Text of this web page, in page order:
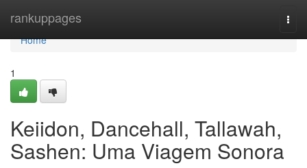
rankuppages
Home
Home
1
Keiidon, Dancehall, Tallawah,
Sashen: Uma Viagem Sonora